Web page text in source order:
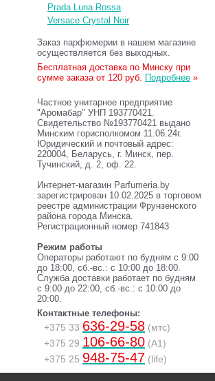
Prada Luna Rossa
Versace Crystal Noir
Заказ парфюмерии в нашем магазине
осуществляется без выходных.
Бесплатная доставка по Минску при
сумме заказа от 120 руб. Подробнее »
Частное унитарное предприятие
"Аромабар" УНП 193770421.
Свидетельство №193770421 выдано
Минским горисполкомом 11.06.24г.
Юридический и почтовый адрес:
220004, Беларусь, г. Минск, пер.
Тучинский, д. 2, оф. 22.
Интернет-магазин Parfumeria.by
зарегистрирован 10.02.2025 в торговом
реестре администрации Фрунзенского
района города Минска.
Регистрационный номер 741843
Режим работы
Операторы работают по будням с 9:00
до 18:00, сб.-вс.: с 10:00 до 18:00.
Служба доставки работает по будням
с 9:00 до 22:00, сб.-вс.: с 10:00 до
20:00.
Контактные телефоны:
+375 33 636-29-58 (мтс)
+375 29 106-66-80 (A1)
+375 25 948-75-47 (life)